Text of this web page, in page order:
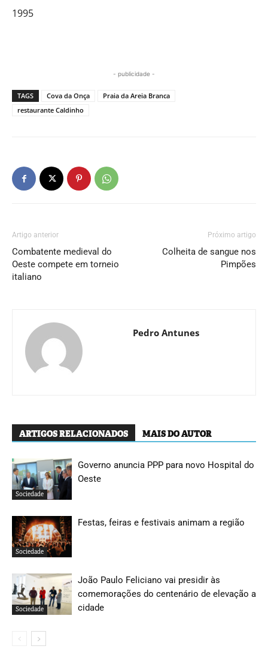
1995
- publicidade -
TAGS Cova da Onça
Praia da Areia Branca
restaurante Caldinho
Artigo anterior
Combatente medieval do
Oeste compete em torneio
italiano
Próximo artigo
Colheita de sangue nos
Pimpões
Pedro Antunes
ARTIGOS RELACIONADOS MAIS DO AUTOR
Sociedade
Governo anuncia PPP para novo Hospital do
Oeste
Sociedade
Festas, feiras e festivais animam a região
Sociedade
João Paulo Feliciano vai presidir às
comemorações do centenário de elevação a
cidade